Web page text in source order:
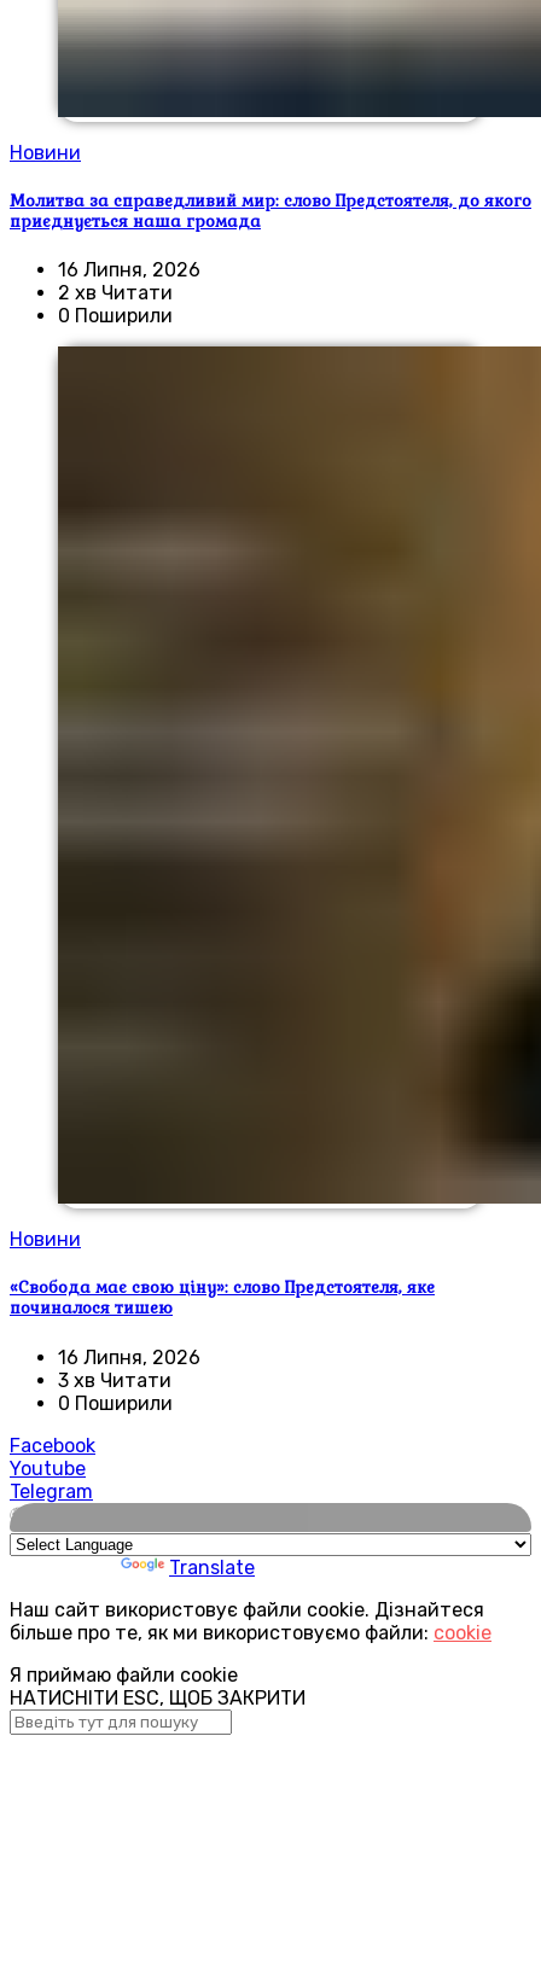
Новини
Молитва за справедливий мир: слово Предстоятеля, до якого
приєднується наша громада
16 Липня, 2026
2 хв Читати
0 Поширили
Новини
«Свобода має свою ціну»: слово Предстоятеля, яке
починалося тишею
16 Липня, 2026
3 хв Читати
0 Поширили
Facebook
Youtube
Telegram
🌍
Translate
Наш сайт використовує файли cookie. Дізнайтеся
більше про те, як ми використовуємо файли: cookie
Я приймаю файли cookie
НАТИСНІТИ ESC, ЩОБ ЗАКРИТИ